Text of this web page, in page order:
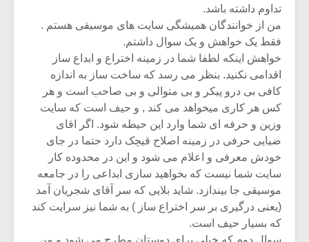
تداوم داشته باشد.
من از خوانندگان همیشگی سایت های موسیقی هستم .
فقط یک خواهش و یک سوال داشتم.
خواهش اینکه لطفا شما در زمینه اختراع و ابداع ساز
اقدامی نکنید. بنظر می رسد که ساخت ساز به اندازه
کافی بی درو پیکر و بی متوالی و بی صاحب است و هر
کس هر کاری میخواهد می کند , و حیف است که سایت
وزین و حرفه ای شما وارد این حیطه شود. اگر اقای
ضیایی حرفی در زمینه اصلاح قیچک دارد حتما در جای
خودش معرفی و اعلام می شود و این در محدوده کار
سایت شما نیست که بخواهید سازی ابداعی را در جامعه
موسیقی جا بیندازد. شاید بلایی که سر آقای شجریان آمد
(یعنی درگیری بر سر اختراع ساز ) به شما نیز سرایت کند
که بسیار حیف است.